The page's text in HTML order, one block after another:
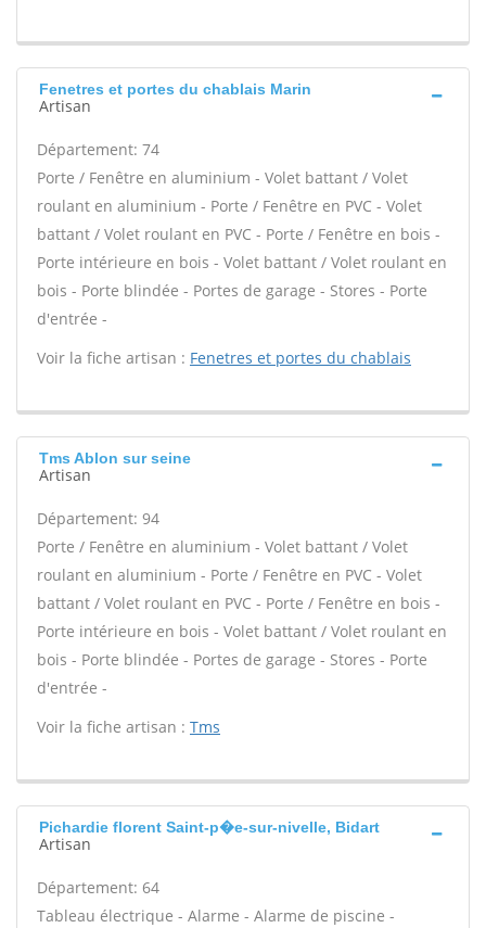
Fenetres et portes du chablais Marin
Artisan
Département: 74
Porte / Fenêtre en aluminium - Volet battant / Volet
roulant en aluminium - Porte / Fenêtre en PVC - Volet
battant / Volet roulant en PVC - Porte / Fenêtre en bois -
Porte intérieure en bois - Volet battant / Volet roulant en
bois - Porte blindée - Portes de garage - Stores - Porte
d'entrée -
Voir la fiche artisan : Fenetres et portes du chablais
Tms Ablon sur seine
Artisan
Département: 94
Porte / Fenêtre en aluminium - Volet battant / Volet
roulant en aluminium - Porte / Fenêtre en PVC - Volet
battant / Volet roulant en PVC - Porte / Fenêtre en bois -
Porte intérieure en bois - Volet battant / Volet roulant en
bois - Porte blindée - Portes de garage - Stores - Porte
d'entrée -
Voir la fiche artisan : Tms
Pichardie florent Saint-p�e-sur-nivelle, Bidart
Artisan
Département: 64
Tableau électrique - Alarme - Alarme de piscine -